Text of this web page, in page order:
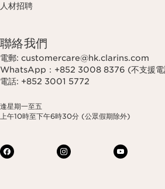
人材招聘
聯絡我們
電郵: customercare@hk.clarins.com
WhatsApp：+852 3008 8376 (不支援電
電話: +852 3001 5772
逢星期一至五
上午10時至下午6時30分 (公眾假期除外)